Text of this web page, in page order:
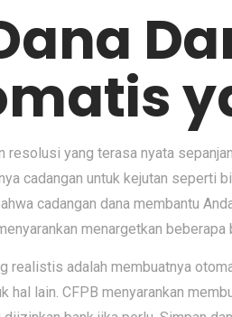
resolusi yang terasa nyata
cadangan untuk kejutan seperti
cadangan dana membantu
menargetkan
realistis adalah membuatnya
hal lain. CFPB menyarankan